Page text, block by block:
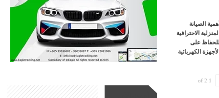
أهمية الصيانة
المنزلية الاحترافية
للحفاظ على
الأجهزة الكهربائية
1 of 2